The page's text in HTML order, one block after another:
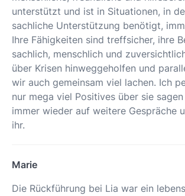
unterstützt und ist in Situationen, in
sachliche Unterstützung benötigt,
Ihre Fähigkeiten sind treffsicher, ihre
sachlich, menschlich und
über Krisen hinweggeholfen und
wir auch gemeinsam viel lachen. Ich
nur mega viel Positives über sie
immer wieder auf weitere Gespräche
ihr.
Marie
Die Rückführung bei Lia war ein